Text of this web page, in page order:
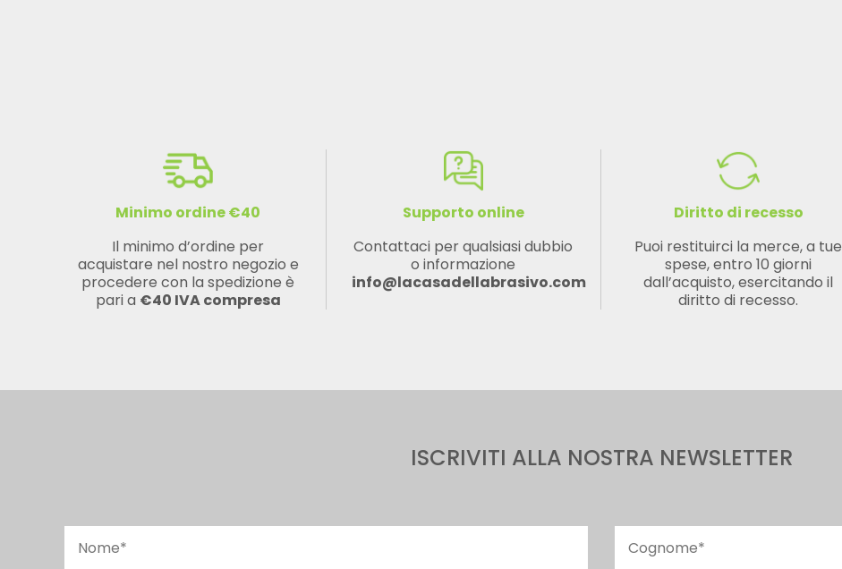
Minimo ordine €40
Il minimo d’ordine per
acquistare nel nostro negozio e
procedere con la spedizione è
pari a €40 IVA compresa
Supporto online
Contattaci per qualsiasi dubbio
o informazione
info@lacasadellabrasivo.com
Diritto di recesso
Puoi restituirci la merce, a tue
spese, entro 10 giorni
dall’acquisto, esercitando il
diritto di recesso.
ISCRIVITI ALLA NOSTRA NEWSLETTER